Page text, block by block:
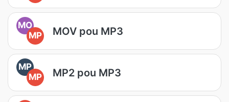
MO
MP
MOV pou MP3
MP
MP
MP2 pou MP3